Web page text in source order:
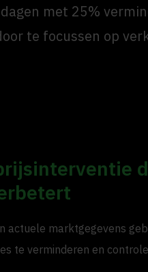
met 25%
te focussen op
actuele marktgegevens
te verminderen en